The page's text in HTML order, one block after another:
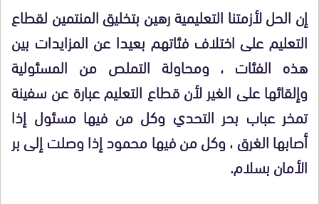
إن الحل لأزمتنا التعليمية رهين بتخليق المنتمين لقطاع
التعليم على اختلاف فئاتهم بعيدا عن المزايدات بين
هذه الفئات ، ومحاولة التملص من المسئولية
وإلقائها على الغير لأن قطاع التعليم عبارة عن سفينة
تمخر عباب بحر التحدي وكل من فيها مسئول إذا
أصابها الغرق ، وكل من فيها محمود إذا وصلت إلى بر
الأمان بسلام.